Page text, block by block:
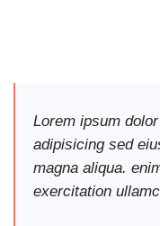
Lorem ipsum
adipisicing sed
magna aliqua.
exercitation